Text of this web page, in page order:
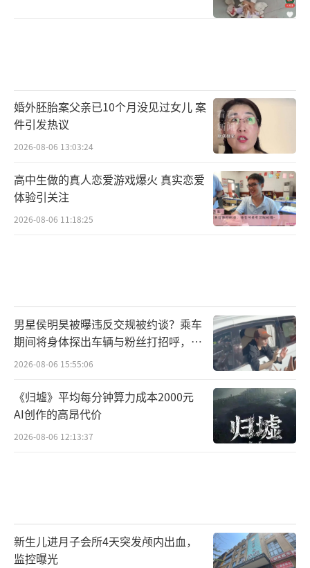
婚外胚胎案父亲已10个月没见过女儿 案
件引发热议
2026-08-06 13:03:24
高中生做的真人恋爱游戏爆火 真实恋爱
体验引关注
2026-08-06 11:18:25
男星侯明昊被曝违反交规被约谈？乘车
期间将身体探出车辆与粉丝打招呼，当
地交警回应
2026-08-06 15:55:06
《归墟》平均每分钟算力成本2000元
AI创作的高昂代价
2026-08-06 12:13:37
新生儿进月子会所4天突发颅内出血，
监控曝光